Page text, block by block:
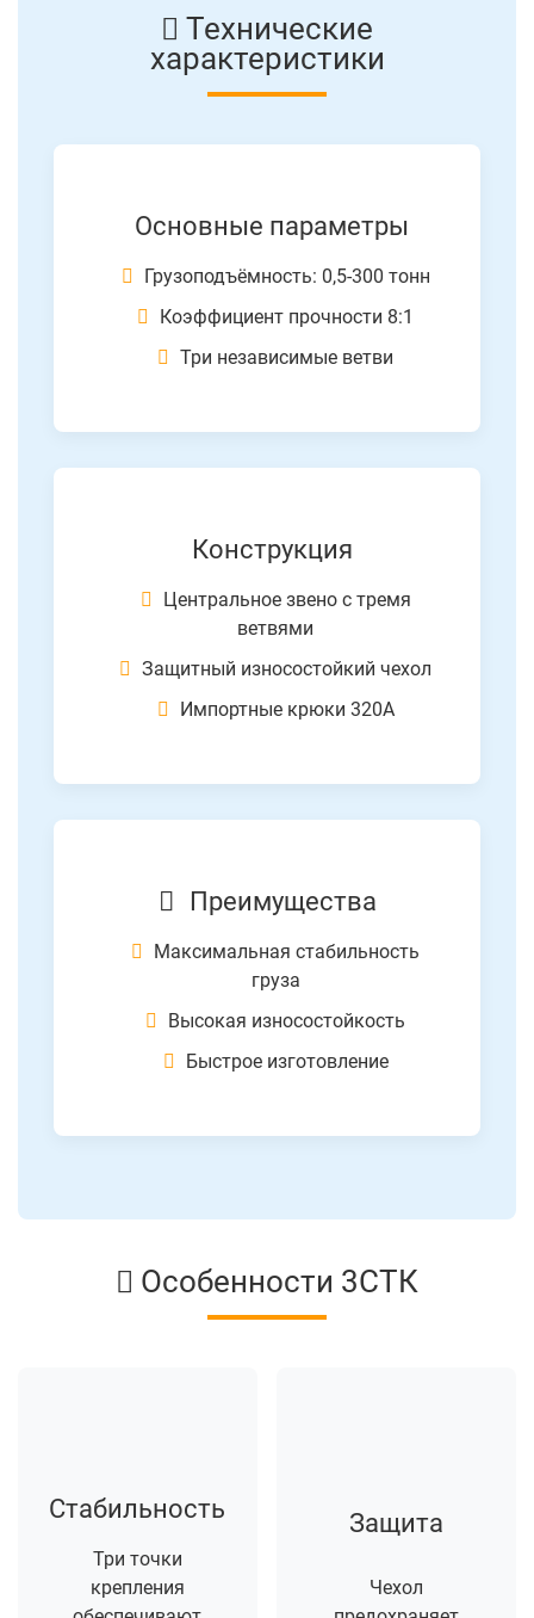
Технические
характеристики
Основные параметры
Грузоподъёмность: 0,5-300 тонн
Коэффициент прочности 8:1
Три независимые ветви
Конструкция
Центральное звено с тремя
ветвями
Защитный износостойкий чехол
Импортные крюки 320А
Преимущества
Максимальная стабильность
груза
Высокая износостойкость
Быстрое изготовление
Особенности 3СТК
Стабильность
Три точки
крепления
Защита
Чехол